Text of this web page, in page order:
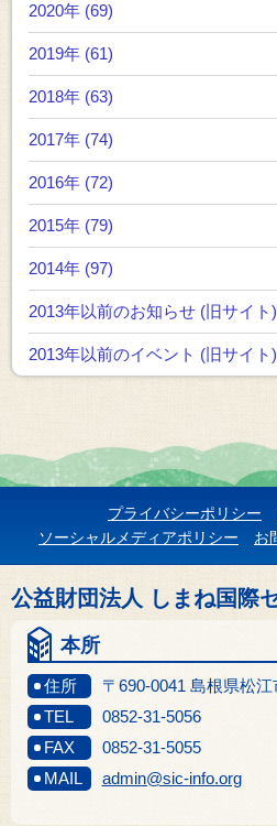
2020年 (69)
2019年 (61)
2018年 (63)
2017年 (74)
2016年 (72)
2015年 (79)
2014年 (97)
2013年以前のお知らせ (旧サイト)
2013年以前のイベント (旧サイト)
プライバシーポリシー
ソーシャルメディアポリシー
お
公益財団法人 しまね国際
本所
住所 〒690-0041 島根県松
TEL
0852-31-5056
FAX
0852-31-5055
MAIL
admin@sic-info.org